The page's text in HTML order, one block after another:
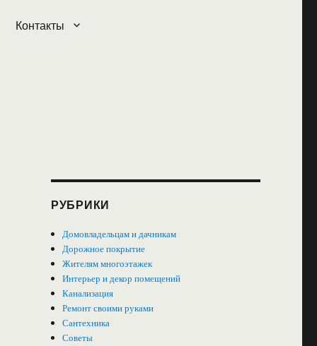
Контакты
РУБРИКИ
Домовладельцам и дачникам
Дорожное покрытие
Жителям многоэтажек
Интерьер и декор помещений
Канализация
Ремонт своими руками
Сантехника
Советы